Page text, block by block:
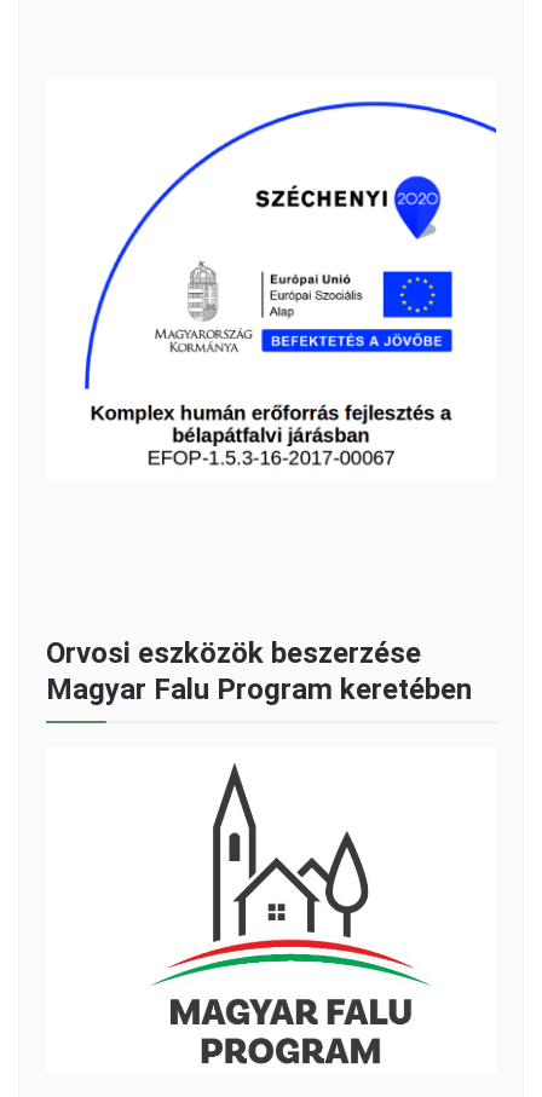
Orvosi eszközök beszerzése
Magyar Falu Program keretében